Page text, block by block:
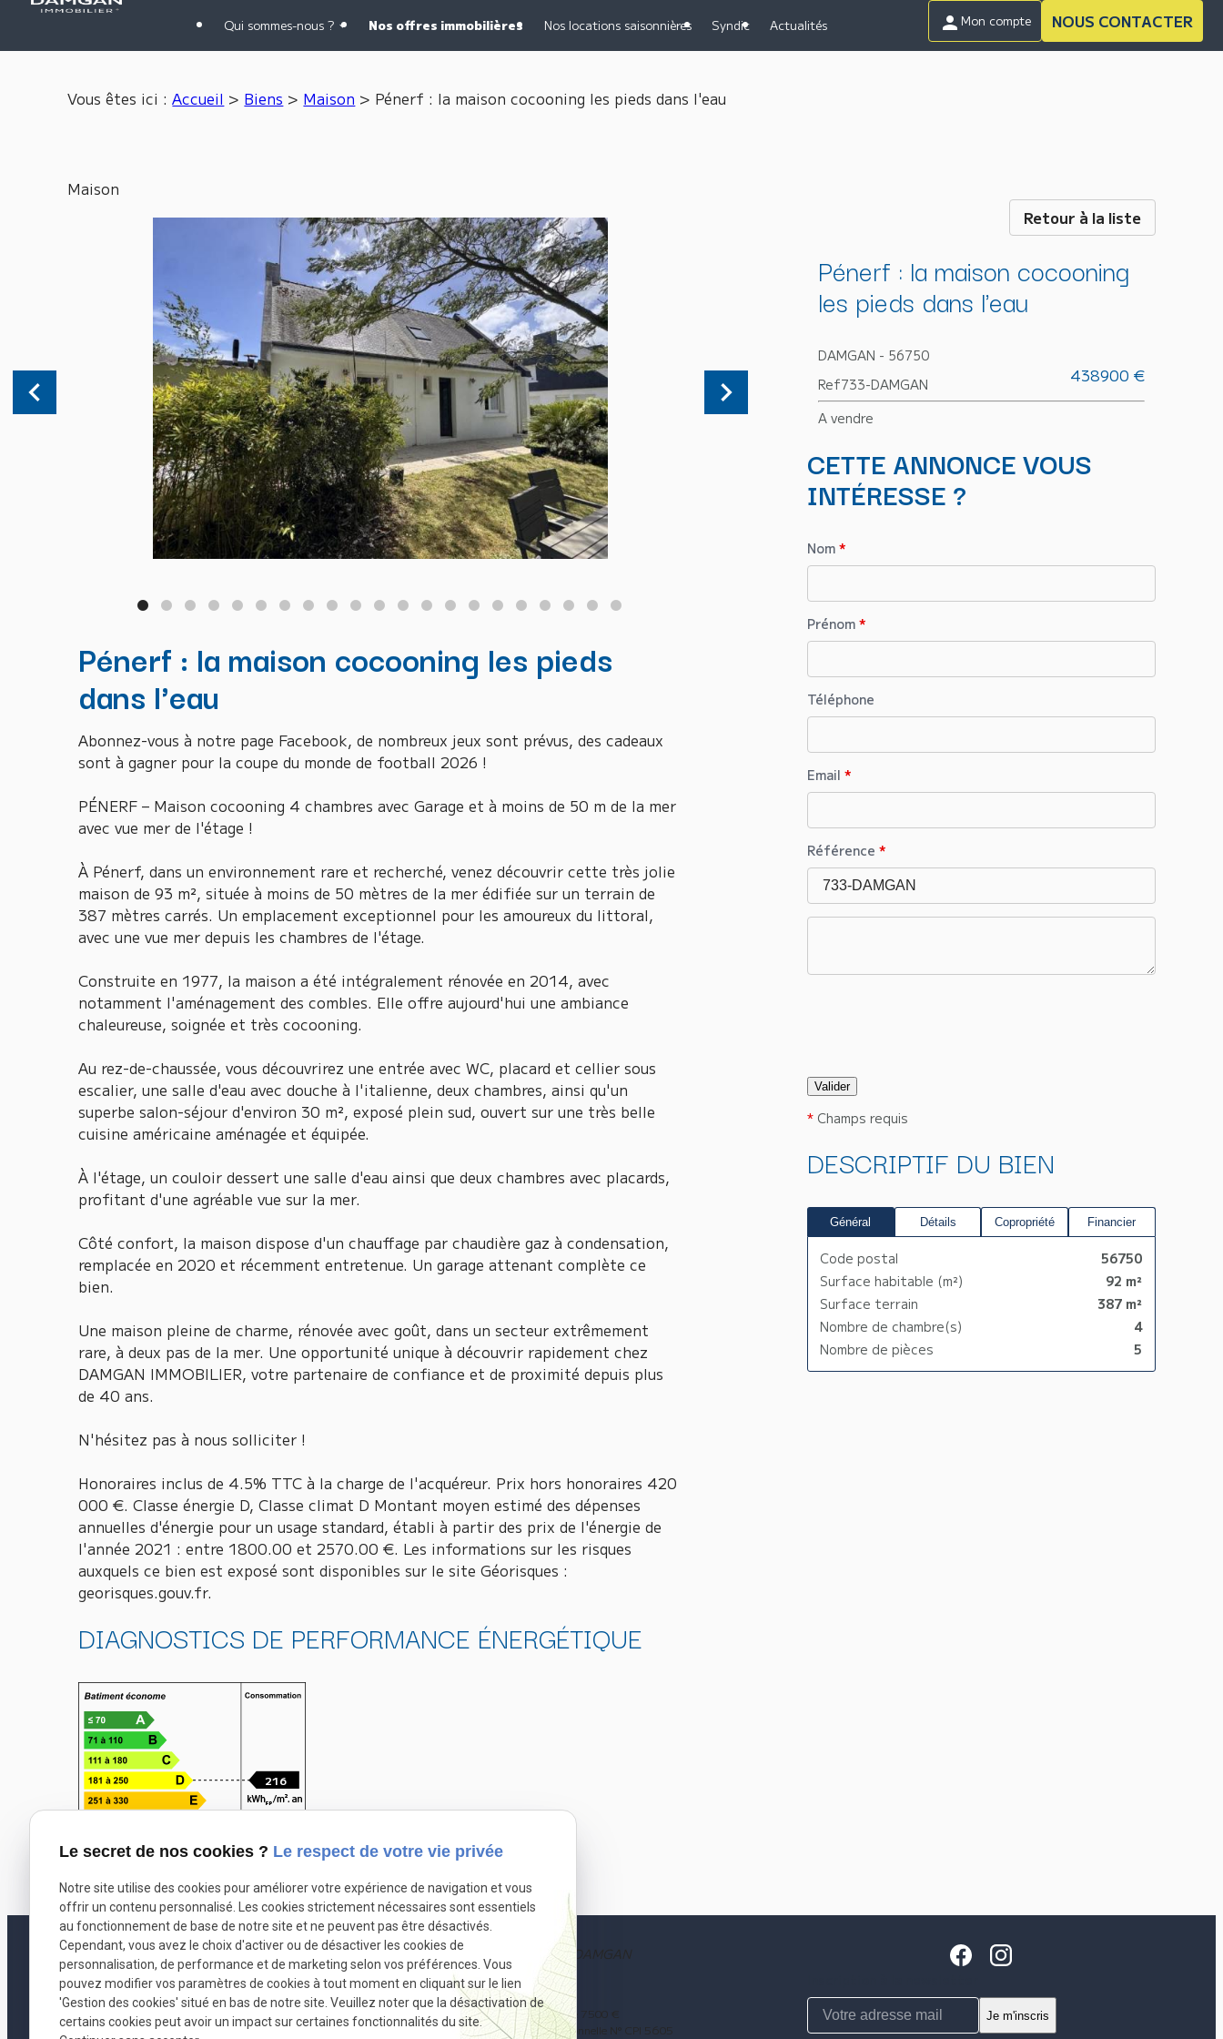
Qui sommes-nous ? Nos offres immobilières Nos locations saisonnières Syndic Actualités person Mon compte NOUS CONTACTER
Vous êtes ici :Accueil > Biens > Maison > Pénerf : la maison cocooning les pieds dans l'eau
Maison
Pénerf : la maison cocooning les pieds
dans l'eau
Abonnez-vous à notre page Facebook, de nombreux jeux sont prévus, des cadeaux
sont à gagner pour la coupe du monde de football 2026 !
PÉNERF – Maison cocooning 4 chambres avec Garage et à moins de 50 m de la mer
avec vue mer de l'étage !
À Pénerf, dans un environnement rare et recherché, venez découvrir cette très jolie
maison de 93 m², située à moins de 50 mètres de la mer édifiée sur un terrain de
387 mètres carrés. Un emplacement exceptionnel pour les amoureux du littoral,
avec une vue mer depuis les chambres de l'étage.
Construite en 1977, la maison a été intégralement rénovée en 2014, avec
notamment l'aménagement des combles. Elle offre aujourd'hui une ambiance
chaleureuse, soignée et très cocooning.
Au rez-de-chaussée, vous découvrirez une entrée avec WC, placard et cellier sous
escalier, une salle d'eau avec douche à l'italienne, deux chambres, ainsi qu'un
superbe salon-séjour d'environ 30 m², exposé plein sud, ouvert sur une très belle
cuisine américaine aménagée et équipée.
À l'étage, un couloir dessert une salle d'eau ainsi que deux chambres avec placards,
profitant d'une agréable vue sur la mer.
Côté confort, la maison dispose d'un chauffage par chaudière gaz à condensation,
remplacée en 2020 et récemment entretenue. Un garage attenant complète ce
bien.
Une maison pleine de charme, rénovée avec goût, dans un secteur extrêmement
rare, à deux pas de la mer. Une opportunité unique à découvrir rapidement chez
DAMGAN IMMOBILIER, votre partenaire de confiance et de proximité depuis plus
de 40 ans.
N'hésitez pas à nous solliciter !
Honoraires inclus de 4.5% TTC à la charge de l'acquéreur. Prix hors honoraires 420
000 €. Classe énergie D, Classe climat D Montant moyen estimé des dépenses
annuelles d'énergie pour un usage standard, établi à partir des prix de l'énergie de
l'année 2021 : entre 1800.00 et 2570.00 €. Les informations sur les risques
auxquels ce bien est exposé sont disponibles sur le site Géorisques :
georisques.gouv.fr.
DIAGNOSTICS DE PERFORMANCE ÉNERGÉTIQUE
216
Retour à la liste
Pénerf : la maison cocooning
les pieds dans l'eau
DAMGAN - 56750
Ref733-DAMGAN
438900 €
A vendre
CETTE ANNONCE VOUS
INTÉRESSE ?
Nom*
Prénom*
Téléphone
Email*
Référence*
* Champs requis
DESCRIPTIF DU BIEN
Général Détails Copropriété Financier
Code postal
56750
Surface habitable (m²)
92 m²
Surface terrain
387 m²
Nombre de chambre(s)
4
Nombre de pièces
5
23 rue Fidèle Habert, 56750 DAMGAN
02.97.41.00.87
Sarl JOBY IMMOBILIER au capital de 7500 €
RCS : VANNES 500 169 263 –- Carte Professionnelle N° CPI 5605
Panneau de gestion des cookies
Le secret de nos cookies ? Le respect de votre vie privée
Notre site utilise des cookies pour améliorer votre expérience de navigation et vous
offrir un contenu personnalisé. Les cookies strictement nécessaires sont essentiels
au fonctionnement de base de notre site et ne peuvent pas être désactivés.
Cependant, vous avez le choix d'activer ou de désactiver les cookies de
personnalisation, de performance et de marketing selon vos préférences. Vous
pouvez modifier vos paramètres de cookies à tout moment en cliquant sur le lien
'Gestion des cookies' situé en bas de notre site. Veuillez noter que la désactivation de
certains cookies peut avoir un impact sur certaines fonctionnalités du site.